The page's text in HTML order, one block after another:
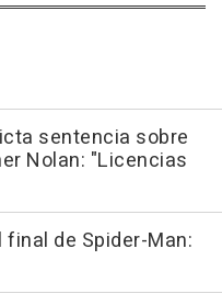
sentencia sobre
Nolan: "Licencias
final de Spider-Man: